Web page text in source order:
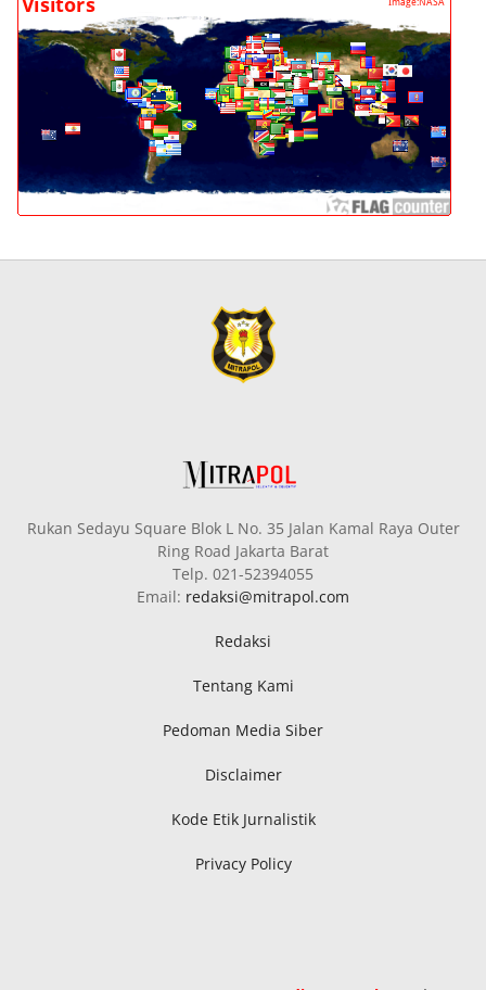
Rukan Sedayu Square Blok L No. 35 Jalan Kamal Raya Outer
Ring Road Jakarta Barat
Telp. 021-52394055
Email: redaksi@mitrapol.com
Redaksi
Tentang Kami
Pedoman Media Siber
Disclaimer
Kode Etik Jurnalistik
Privacy Policy